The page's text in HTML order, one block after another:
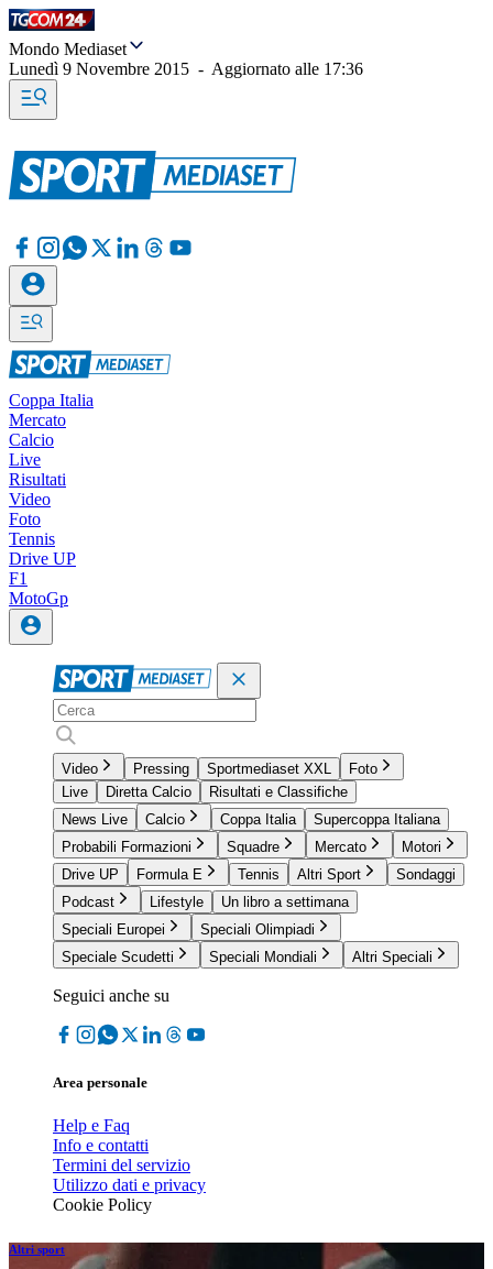
Mondo Mediaset
Lunedì 9 Novembre 2015 - Aggiornato alle 17:36
Coppa Italia
Mercato
Calcio
Live
Risultati
Video
Foto
Tennis
Drive UP
F1
MotoGp
Video Pressing Sportmediaset XXL
Foto
Live
Diretta Calcio
Risultati e Classifiche
News Live
Calcio Coppa Italia
Supercoppa Italiana
Probabili Formazioni
Squadre Mercato
Motori
Drive UP
Formula E Tennis Altri Sport
Sondaggi
Podcast
Lifestyle
Un libro a settimana
Speciali Europei
Speciali Olimpiadi
Speciale Scudetti
Speciali Mondiali Altri Speciali
Seguici anche su
Area personale
Help e Faq
Info e contatti
Termini del servizio
Utilizzo dati e privacy
Cookie Policy
Altri sport